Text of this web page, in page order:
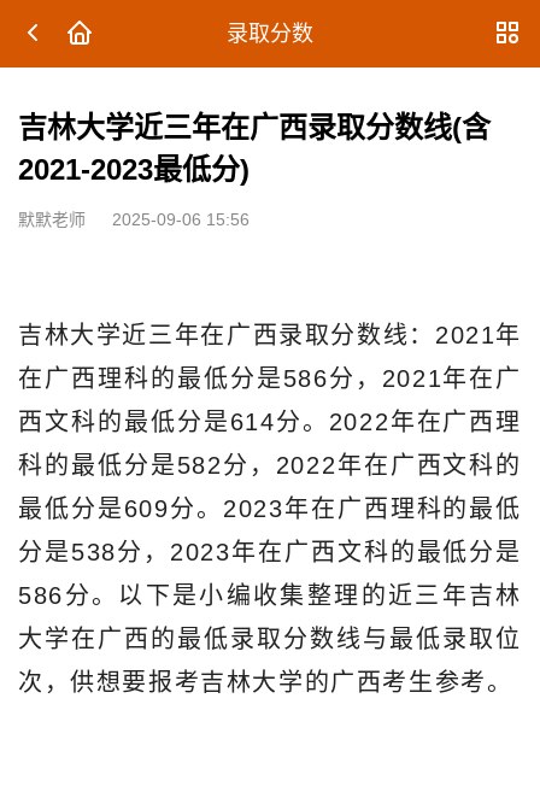
录取分数
吉林大学近三年在广西录取分数线(含
2021-2023最低分)
默默老师 2025-09-06 15:56
吉林大学近三年在广西录取分数线：2021年
在广西理科的最低分是586分，2021年在广
西文科的最低分是614分。2022年在广西理
科的最低分是582分，2022年在广西文科的
最低分是609分。2023年在广西理科的最低
分是538分，2023年在广西文科的最低分是
586分。以下是小编收集整理的近三年吉林
大学在广西的最低录取分数线与最低录取位
次，供想要报考吉林大学的广西考生参考。